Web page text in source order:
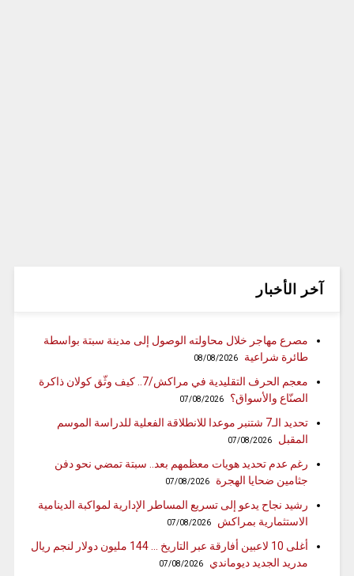
آخر الأخبار
مصرع مهاجر خلال محاولته الوصول إلى مدينة سبتة بواسطة
طائرة شراعية
08/08/2026
معجم الحرف التقليدية في مراكش/7.. كيف وثّق كولان ذاكرة
الصنّاع والأسواق؟
07/08/2026
تحديد الـ7 شتنبر موعدا للانطلاقة الفعلية للدراسة الموسم
المقبل
07/08/2026
رغم عدم تحديد هويات معظمهم بعد.. سبتة تمضي نحو دفن
جثامين ضحايا الهجرة
07/08/2026
رشيد نجاح يدعو إلى تسريع المساطر الإدارية لمواكبة الدينامية
الاستثمارية بمراكش
07/08/2026
أغلى 10 لاعبين أفارقة عبر التاريخ … 144 مليون دولار لنجم ريال
مدريد الجديد ديوماندي
07/08/2026